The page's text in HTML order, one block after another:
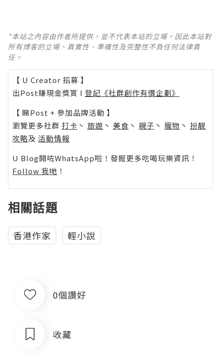
*本站之內容由作者所提供，並不代表本站的立場。因此本站對
所有博客的立場、真實性、準確性及完整性不負任何法律責
任。
【 U Creator 招募 】
出Post賺現金獎賞 l 登記《社群創作有價企劃》
【 睇Post + 參加品牌活動 】
瀏覽更多社群 打卡 丶 旅遊 丶 美食 丶 親子 丶 寵物 丶 扮靚
攻略及 活動情報
U Blog開咗WhatsApp啦！發掘更多吃喝玩樂資訊！
Follow 我哋 ！
相關話題
香港作家 輕小說
0個讚好
收藏